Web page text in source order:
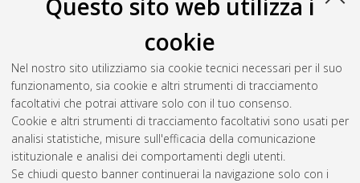
Questo sito web utilizza i
cookie
Nel nostro sito utilizziamo sia cookie tecnici necessari per il suo
funzionamento, sia cookie e altri strumenti di tracciamento
facoltativi che potrai attivare solo con il tuo consenso.
Cookie e altri strumenti di tracciamento facoltativi sono usati per
analisi statistiche, misure sull'efficacia della comunicazione
istituzionale e analisi dei comportamenti degli utenti.
Se chiudi questo banner continuerai la navigazione solo con i
2014(8)
2011(7)
2010(7)
2009 (6)
2008(6)
2007(6)